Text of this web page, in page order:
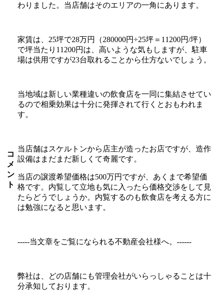
コ
メ
ン
ト
わりました。当店舗はそのエリアの一角にあります。
家賃は、25坪で28万円（280000円÷25坪＝11200円/坪）
で坪当たり11200円は、高いような気もしますが、駐車
場は供用ですが23台取れることから仕方ないでしょう。
当地域は新しい業種違いの飲食店を一同に集結させてい
るので相乗効果は十分に発揮されて行くとおもわれま
す。
当店舗はスケルトンから店主が造ったお店ですが、造作
設備はまだまだ新しくて奇麗です。
当店の譲渡希望価格は500万円ですが、あくまで希望価
格です。内覧して立地も気に入ったら価格交渉をして見
たらどうでしょうか。内覧するのも飲食店を考える方に
は勉強になると思います。
-----当文章をご覧になられる不動産会社様へ。------
弊社は、どの店舗にも管理会社がいらっしゃることは十
分承知しております。